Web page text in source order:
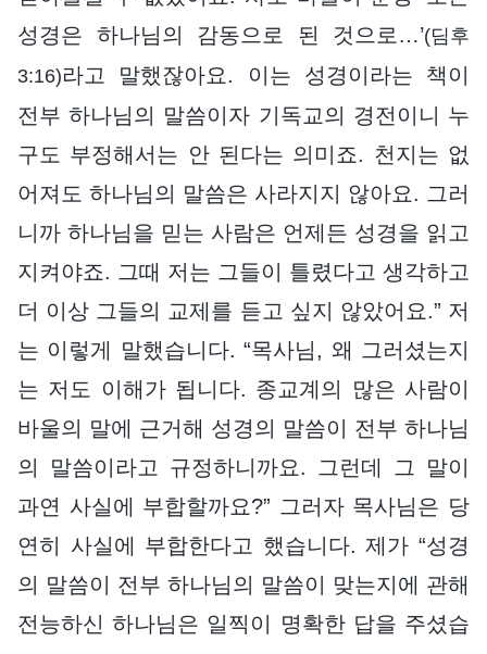
성경은 하나님의 감동으로 된 것으로…’(딤후
3:16)라고 말했잖아요. 이는 성경이라는 책이
전부 하나님의 말씀이자 기독교의 경전이니 누
구도 부정해서는 안 된다는 의미죠. 천지는 없
어져도 하나님의 말씀은 사라지지 않아요. 그러
니까 하나님을 믿는 사람은 언제든 성경을 읽고
지켜야죠. 그때 저는 그들이 틀렸다고 생각하고
더 이상 그들의 교제를 듣고 싶지 않았어요.” 저
는 이렇게 말했습니다. “목사님, 왜 그러셨는지
는 저도 이해가 됩니다. 종교계의 많은 사람이
바울의 말에 근거해 성경의 말씀이 전부 하나님
의 말씀이라고 규정하니까요. 그런데 그 말이
과연 사실에 부합할까요?” 그러자 목사님은 당
연히 사실에 부합한다고 했습니다. 제가 “성경
의 말씀이 전부 하나님의 말씀이 맞는지에 관해
전능하신 하나님은 일찍이 명확한 답을 주셨습